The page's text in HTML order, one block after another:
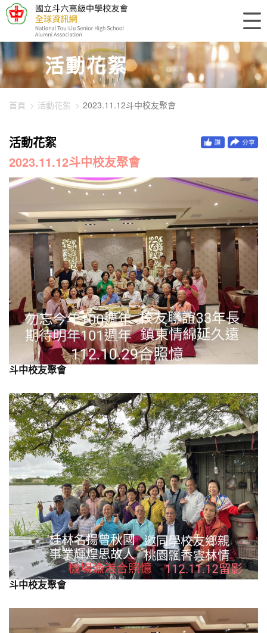
448-3515
活動花絮
首頁 活動花絮 2023.11.12斗中校友聚會
活動花絮
2023.11.12斗中校友聚會
斗中校友聚會
斗中校友聚會